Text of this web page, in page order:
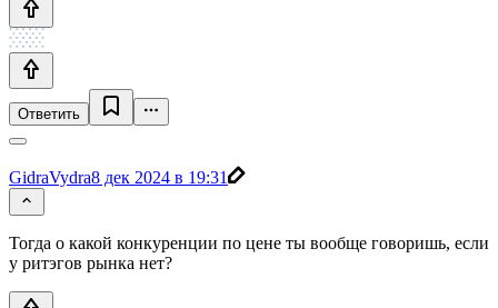
Ответить
GidraVydra8 дек 2024 в 19:31
Тогда о какой конкуренции по цене ты вообще говоришь, если
у ритэгов рынка нет?